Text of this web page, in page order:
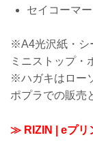
セイコーマー
※A4光沢紙・シ
ミニストップ・
※ハガキはロー
ポプラでの販売
≫ RIZIN | eプリ